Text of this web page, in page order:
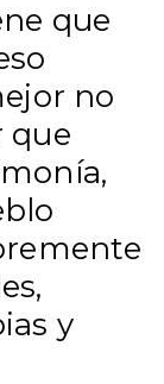
que
no
que
y